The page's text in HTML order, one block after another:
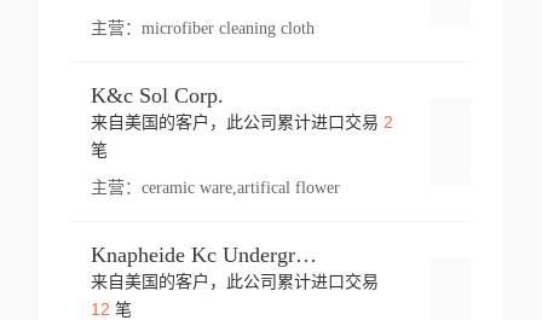
主营： microfiber cleaning cloth
K&c Sol Corp.
来自美国的客户，此公司累计进口交易 2
笔
主营： ceramic ware,artifical flower
Knapheide Kc Underground
来自美国的客户，此公司累计进口交易
12 笔